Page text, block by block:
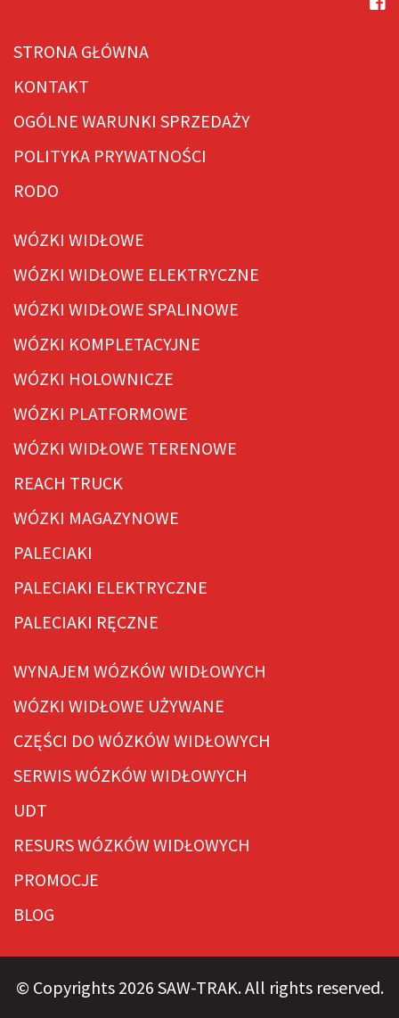
STRONA GŁÓWNA
KONTAKT
OGÓLNE WARUNKI SPRZEDAŻY
POLITYKA PRYWATNOŚCI
RODO
WÓZKI WIDŁOWE
WÓZKI WIDŁOWE ELEKTRYCZNE
WÓZKI WIDŁOWE SPALINOWE
WÓZKI KOMPLETACYJNE
WÓZKI HOLOWNICZE
WÓZKI PLATFORMOWE
WÓZKI WIDŁOWE TERENOWE
REACH TRUCK
WÓZKI MAGAZYNOWE
PALECIAKI
PALECIAKI ELEKTRYCZNE
PALECIAKI RĘCZNE
WYNAJEM WÓZKÓW WIDŁOWYCH
WÓZKI WIDŁOWE UŻYWANE
CZĘŚCI DO WÓZKÓW WIDŁOWYCH
SERWIS WÓZKÓW WIDŁOWYCH
UDT
RESURS WÓZKÓW WIDŁOWYCH
PROMOCJE
BLOG
© Copyrights 2026 SAW-TRAK. All rights reserved.